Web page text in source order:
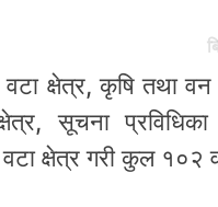
क्षेत्र, कृषि तथा वन
सूचना
क्षेत्र गरी कुल १०२